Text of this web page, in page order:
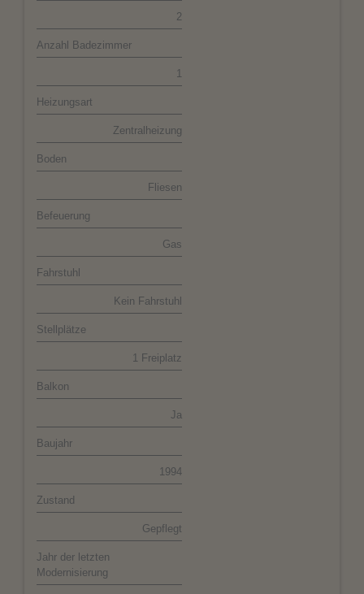
2
Anzahl Badezimmer
1
Heizungsart
Zentralheizung
Boden
Fliesen
Befeuerung
Gas
Fahrstuhl
Kein Fahrstuhl
Stellplätze
1 Freiplatz
Balkon
Ja
Baujahr
1994
Zustand
Gepflegt
Jahr der letzten
Modernisierung